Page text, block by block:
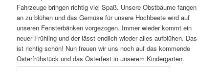
Fahrzeuge bringen richtig viel Spaß. Unsere Obstbäume fangen
an zu blühen und das Gemüse für unsere Hochbeete wird auf
unseren Fensterbänken vorgezogen. Immer wieder kommt ein
neuer Frühling und der lässt endlich wieder alles aufblühen. Das
ist richtig schön! Nun freuen wir uns noch auf das kommende
Osterfrühstück und das Osterfest in unserem Kindergarten.